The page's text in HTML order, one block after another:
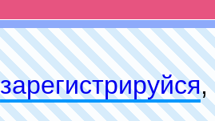
зарeгиcтpируйся,